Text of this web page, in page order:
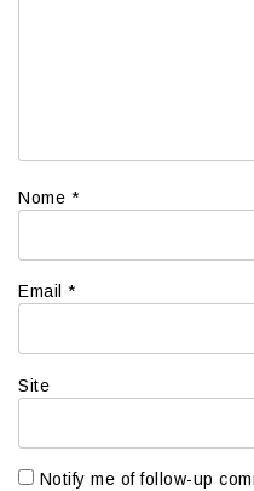
Nome *
Email *
Site
Notify me of follow-up